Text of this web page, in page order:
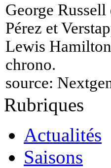
George
Pérez et
Lewis
chrono.
source:
Rubriques
Actualités
Saisons